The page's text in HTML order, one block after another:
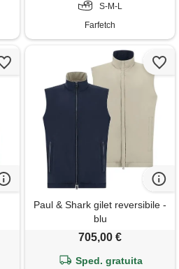
S-M-L
Farfetch
Paul & Shark gilet reversibile -
blu
705,00 €
Sped. gratuita